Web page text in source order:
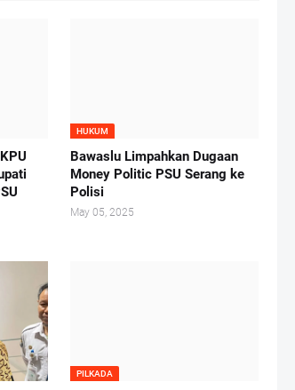
HUKUM
Bawaslu Limpahkan Dugaan
Money Politic PSU Serang ke
Polisi
May 05, 2025
PILKADA